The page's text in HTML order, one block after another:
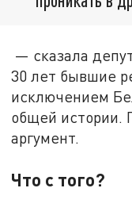
— сказала
30 лет бывшие
исключением
общей истории.
аргумент.
Что с того?